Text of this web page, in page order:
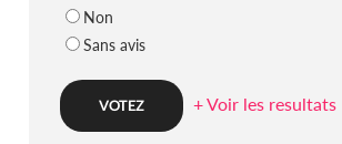
Non
Sans avis
+ Voir les resultats